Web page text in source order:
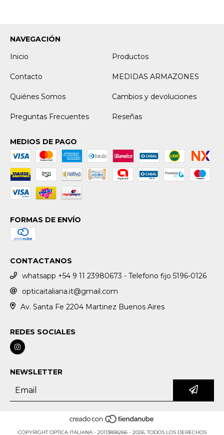
NAVEGACIÓN
Inicio
Productos
Contacto MEDIDAS ARMAZONES
Quiénes Somos Cambios y devoluciones
Preguntas Frecuentes Reseñas
MEDIOS DE PAGO
FORMAS DE ENVÍO
CONTACTANOS
whatsapp +54 9 11 23980673 - Telefono fijo 5196-0126
opticaitaliana.it@gmail.com
Av. Santa Fe 2204 Martinez Buenos Aires
REDES SOCIALES
NEWSLETTER
COPYRIGHT OPTICA ITALIANA - 20113858266 - 2026. TODOS LOS DERECHOS